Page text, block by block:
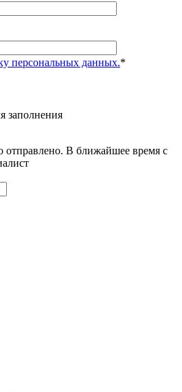
персональных данных.*
заполнения
В ближайшее время с